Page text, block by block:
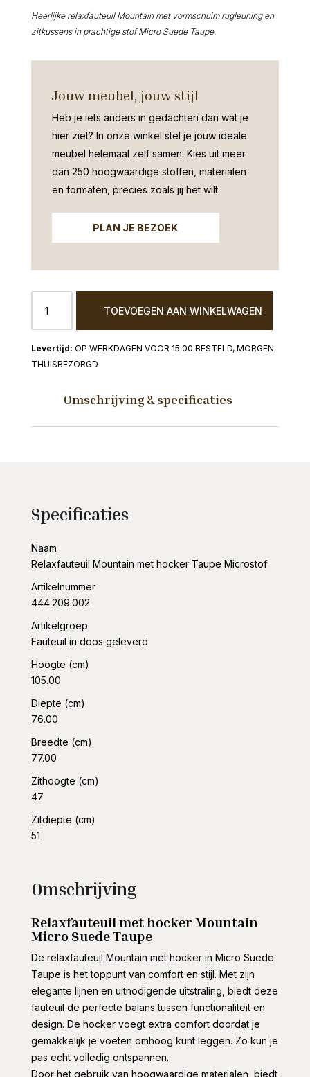
Heerlijke relaxfauteuil Mountain met vormschuim rugleuning en
zitkussens in prachtige stof Micro Suede Taupe.
Jouw meubel, jouw stijl
Heb je iets anders in gedachten dan wat je
hier ziet? In onze winkel stel je jouw ideale
meubel helemaal zelf samen. Kies uit meer
dan 250 hoogwaardige stoffen, materialen
en formaten, precies zoals jij het wilt.
PLAN JE BEZOEK
Mountain
met
hocker
Taupe
TOEVOEGEN AAN WINKELWAGEN
OP WERKDAGEN VOOR 15:00 BESTELD, MORGEN
THUISBEZORGD
Omschrijving & specificaties
Specificaties
Naam
Relaxfauteuil Mountain met hocker Taupe Microstof
Artikelnummer
444.209.002
Artikelgroep
Fauteuil in doos geleverd
Hoogte (cm)
105.00
Diepte (cm)
76.00
Breedte (cm)
77.00
Zithoogte (cm)
47
Zitdiepte (cm)
51
Omschrijving
Relaxfauteuil met hocker Mountain
Micro Suede Taupe
De relaxfauteuil Mountain met hocker in Micro Suede
Taupe is het toppunt van comfort en stijl. Met zijn
elegante lijnen en uitnodigende uitstraling, biedt deze
fauteuil de perfecte balans tussen functionaliteit en
design. De hocker voegt extra comfort doordat je
gemakkelijk je voeten omhoog kunt leggen. Zo kun je
pas echt volledig ontspannen.
Door het gebruik van hoogwaardige materialen, biedt